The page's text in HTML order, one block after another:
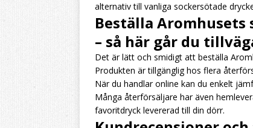
alternativ till vanliga sockersötade
Beställa
– så här går du
Det är lätt och smidigt att beställa
Produkten är tillgänglig hos flera
När du handlar online kan du enkelt
Många återförsäljare har även
favoritdryck levererad till din dörr.